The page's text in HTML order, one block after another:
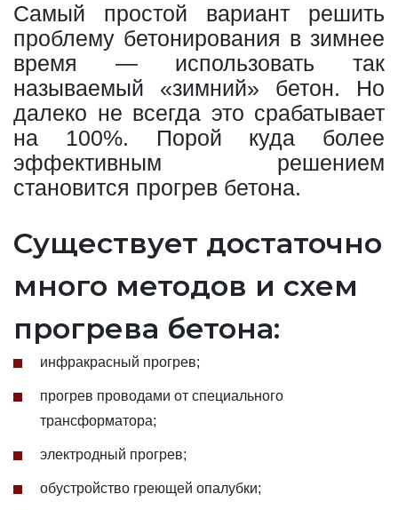
Самый простой вариант решить
проблему бетонирования в зимнее
время — использовать так
называемый «зимний» бетон. Но
далеко не всегда это срабатывает
на 100%. Порой куда более
эффективным решением
становится прогрев бетона.
Существует достаточно
много методов и схем
прогрева бетона:
инфракрасный прогрев;
прогрев проводами от специального
трансформатора;
электродный прогрев;
обустройство греющей опалубки;